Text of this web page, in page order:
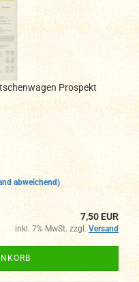
Prospekt
abweichend)
7,50 EUR
inkl. 7% MwSt. zzgl. Versand